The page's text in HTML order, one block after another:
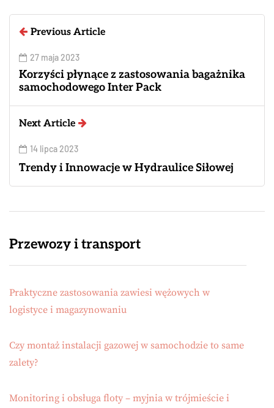
Previous Article
27 maja 2023
Korzyści płynące z zastosowania bagażnika
samochodowego Inter Pack
Next Article
14 lipca 2023
Trendy i Innowacje w Hydraulice Siłowej
Przewozy i transport
Praktyczne zastosowania zawiesi wężowych w
logistyce i magazynowaniu
Czy montaż instalacji gazowej w samochodzie to same
zalety?
Monitoring i obsługa floty – myjnia w trójmieście i